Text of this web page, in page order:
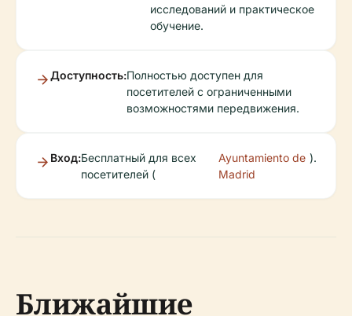
исследований и практическое
обучение.
Доступность:Полностью доступен для
посетителей с ограниченными
возможностями передвижения.
Вход:Бесплатный для всех
посетителей (
Ayuntamiento de
Madrid
).
Ближайшие